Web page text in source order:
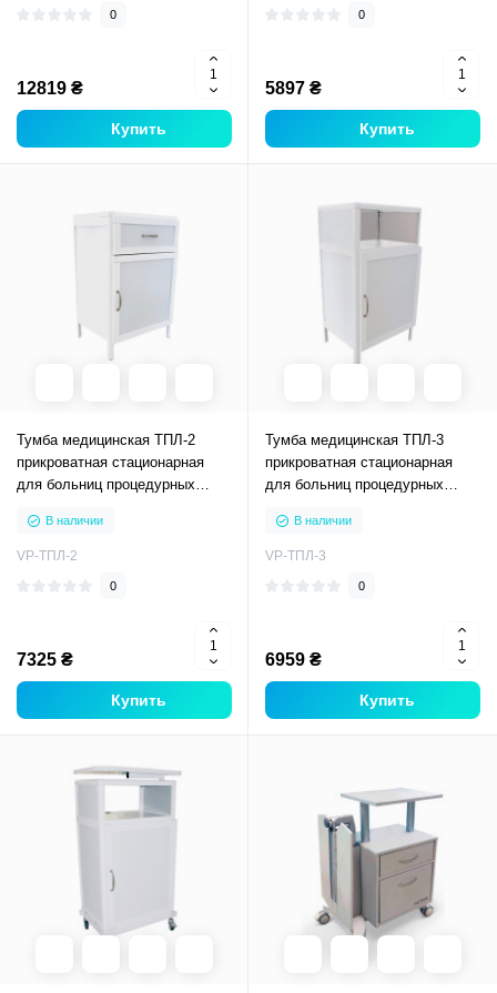
0
12819 ₴
Купить
0
5897 ₴
Купить
Тумба медицинская ТПЛ-2
прикроватная стационарная
для больниц процедурных
В наличии
VP-ТПЛ-2
0
7325 ₴
Купить
Тумба медицинская ТПЛ-3
прикроватная стационарная
для больниц процедурных
В наличии
VP-ТПЛ-3
0
6959 ₴
Купить